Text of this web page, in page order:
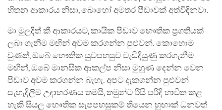
හිතන ආකාරය නිසා, බොහෝ අමතර පීඩාවක් අත්විඳිනවා.
මා මුලදීත් කී ආකාරයට, කායික පීඩාව භෞතික ප්‍රගතියක්
ලබා ගැනීම මඟින් අවම කරගන්න පුළුවන්. කොහොම
වුණත්, ඔබේ භෞතික සුවපහසුව වැඩිදියුණු කරගැනීම
මඟින්, ඔබේ මානසික ආකල්ප නිසා මුහුණ දෙන්න වෙන
පීඩාව අවම කරගන්න බැහැ. අපට දැකගන්න පුළුවන්
පැහැදිලිම උදාහරණය තමයි, තමුන්ට රිසි පරිදි භාවිත කළ
හැකි සියලු භෞතික සැපපහසුකම් තියෙන හුඟාක් ධනවත්